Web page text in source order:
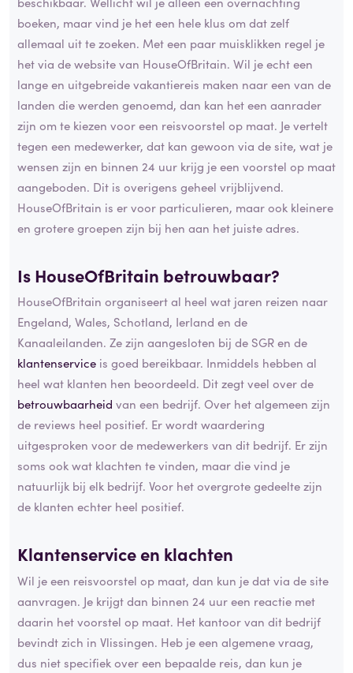
boeken, maar vind je het een hele klus om dat zelf
allemaal uit te zoeken. Met een paar muisklikken regel je
het via de website van HouseOfBritain. Wil je echt een
lange en uitgebreide vakantiereis maken naar een van de
landen die werden genoemd, dan kan het een aanrader
zijn om te kiezen voor een reisvoorstel op maat. Je vertelt
tegen een medewerker, dat kan gewoon via de site, wat je
wensen zijn en binnen 24 uur krijg je een voorstel op maat
aangeboden. Dit is overigens geheel vrijblijvend.
HouseOfBritain is er voor particulieren, maar ook kleinere
en grotere groepen zijn bij hen aan het juiste adres.
Is HouseOfBritain betrouwbaar?
HouseOfBritain organiseert al heel wat jaren reizen naar
Engeland, Wales, Schotland, Ierland en de
Kanaaleilanden. Ze zijn aangesloten bij de SGR en de
klantenservice is goed bereikbaar. Inmiddels hebben al
heel wat klanten hen beoordeeld. Dit zegt veel over de
betrouwbaarheid van een bedrijf. Over het algemeen zijn
de reviews heel positief. Er wordt waardering
uitgesproken voor de medewerkers van dit bedrijf. Er zijn
soms ook wat klachten te vinden, maar die vind je
natuurlijk bij elk bedrijf. Voor het overgrote gedeelte zijn
de klanten echter heel positief.
Klantenservice en klachten
Wil je een reisvoorstel op maat, dan kun je dat via de site
aanvragen. Je krijgt dan binnen 24 uur een reactie met
daarin het voorstel op maat. Het kantoor van dit bedrijf
bevindt zich in Vlissingen. Heb je een algemene vraag,
dus niet specifiek over een bepaalde reis, dan kun je